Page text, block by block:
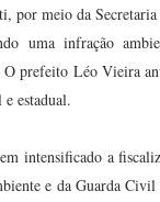
por meio da
uma infração
prefeito Léo Vieira
estadual.
intensificado a
e da Guarda